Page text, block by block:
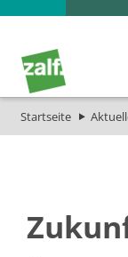
Startseite